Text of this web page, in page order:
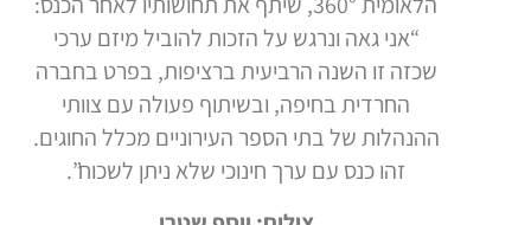
“אני גאה ונרגש על הזכות להוביל מיזם ערכי
שכזה זו השנה הרביעית ברציפות, בפרט בחברה
החרדית בחיפה, ובשיתוף פעולה עם צוותי
ההנהלות של בתי הספר העירוניים מכלל החוגים.
זהו כנס עם ערך חינוכי שלא ניתן לשכוח”.